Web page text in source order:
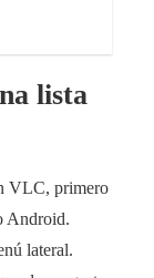
lista
VLC, primero
Android.
lateral.